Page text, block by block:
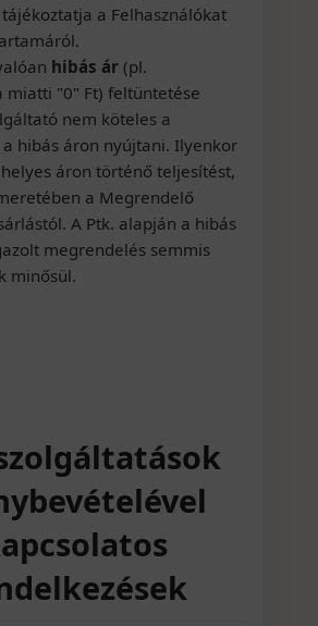
a Felhasználókat
hibás ár (pl.
miatti "0" Ft) feltüntetése
nem köteles a
hibás áron nyújtani. Ilyenkor
áron történő teljesítést,
a Megrendelő
A Ptk. alapján a hibás
megrendelés semmis
minősül.